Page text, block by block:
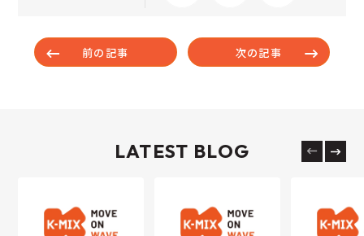
前の記事 次の記事
LATEST BLOG